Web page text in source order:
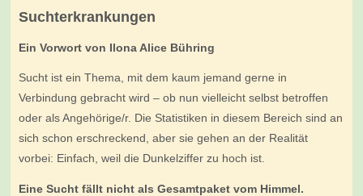
Suchterkrankungen
Ein Vorwort von Ilona Alice Bühring
Sucht ist ein Thema, mit dem kaum jemand gerne in
Verbindung gebracht wird – ob nun vielleicht selbst betroffen
oder als Angehörige/r. Die Statistiken in diesem Bereich sind an
sich schon erschreckend, aber sie gehen an der Realität
vorbei: Einfach, weil die Dunkelziffer zu hoch ist.
Eine Sucht fällt nicht als Gesamtpaket vom Himmel.